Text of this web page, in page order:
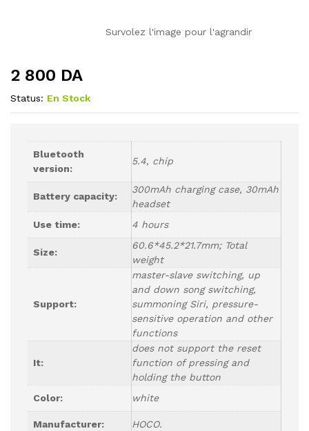
Survolez l'image pour l'agrandir
2 800 DA
Status: En Stock
Bluetooth
version:
5.4, chip
Battery capacity:
300mAh charging case, 30mAh
headset
Use time:
4 hours
Size:
60.6*45.2*21.7mm; Total
weight
Support:
master-slave switching, up
and down song switching,
summoning Siri, pressure-
sensitive operation and other
functions
It:
does not support the reset
function of pressing and
holding the button
Color:
white
Manufacturer: HOCO.